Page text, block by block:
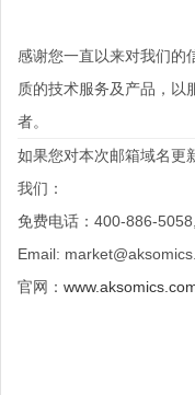
感谢您一直以来对我们的
质的技术服务及产品，以
者。
如果您对本次邮箱域名更
我们：
免费电话：400-886-
Email:
官网：